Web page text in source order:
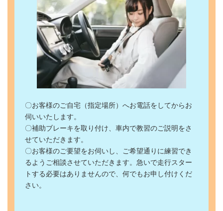
〇お客様のご自宅（指定場所）へお電話をしてからお
伺いいたします。
〇補助ブレーキを取り付け、車内で教習のご説明をさ
せていただきます。
〇お客様のご要望をお伺いし、ご希望通りに練習でき
るようご相談させていただきます。急いで走行スター
トする必要はありませんので、何でもお申し付けくだ
さい。